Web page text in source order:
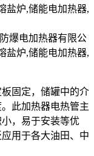
固定，储罐中的介
此加热器电热管主
，易于安装等优
用于各大油田、中